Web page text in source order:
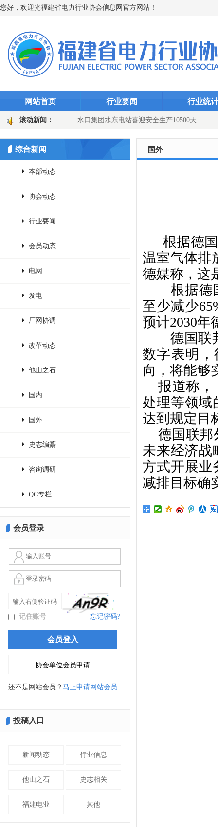
您好，欢迎光福建省电力行业协会信息网官方网站！
网站首页 行业要闻 行业统计
滚动新闻：
智能防线”（图文) 水口集团水东电站喜迎安全生产10500天
国网长汀县供电公司：主变换“心”提质效 乡镇电网添动能（图文
综合新闻
本部动态
协会动态
行业要闻
会员动态
电网
发电
厂网协调
改革动态
他山之石
国内
国外
史志编纂
咨询调研
QC专栏
会员登录
记住账号 忘记密码?
还不是网站会员？ 马上申请网站会员
投稿入口
新闻动态 行业信息
他山之石 史志相关
福建电业 其他
国外
根据德
温室气体排
德媒称，这
根据德国
至少减少
预计2030年
德国联邦
数字表明
向，将能够
报道称，
处理等领域
达到规定目
德国联邦
未来经济战
方式开展业
减排目标